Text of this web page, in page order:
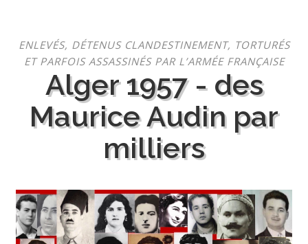
contenu
ENLEVÉS, DÉTENUS CLANDESTINEMENT, TORTURÉS
ET PARFOIS ASSASSINÉS PAR L’ARMÉE FRANÇAISE
Alger 1957 - des
Maurice Audin par
milliers